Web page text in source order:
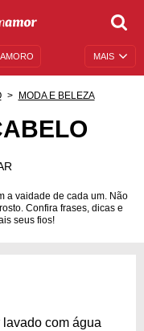
MAIS
MODA E BELEZA
a vaidade de cada um. Não
Confira frases, dicas e
seus fios!
com água